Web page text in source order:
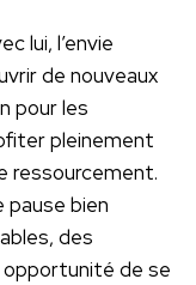
lui, l’envie
de nouveaux
pour les
pleinement
pause bien
des
de se